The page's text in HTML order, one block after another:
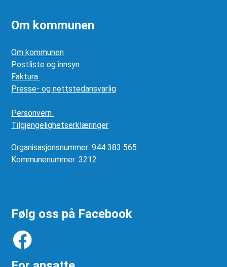
Om kommunen
Om kommunen
Postliste og innsyn
Faktura
Presse- og nettstedansvarlig
Personvern
Tilgjengelighetserklæringer
Organisasjonsnummer: 944 383 565
Kommunenummer: 3212
Følg oss på Facebook